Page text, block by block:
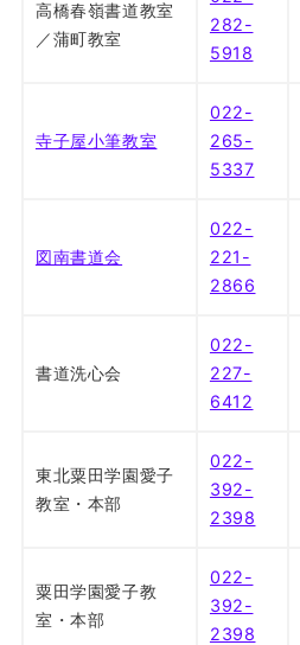
高橋春嶺書道教室
／蒲町教室
282-
5918
寺子屋小筆教室
022-
265-
5337
図南書道会
022-
221-
2866
書道洗心会
022-
227-
6412
東北粟田学園愛子
教室・本部
022-
392-
2398
粟田学園愛子教
室・本部
022-
392-
2398